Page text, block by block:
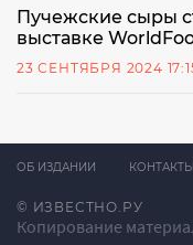
Пучежские сыры
выставке
23 СЕНТЯБРЯ 2024
© ИЗВЕСТНО.РУ
Копирование
ОБ ИЗДАНИИ КОНТАКТЫ